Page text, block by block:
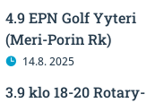
4.9 EPN Golf Yyteri
(Meri-Porin Rk)
14.8. 2025
3.9 klo 18-20 Rotary-